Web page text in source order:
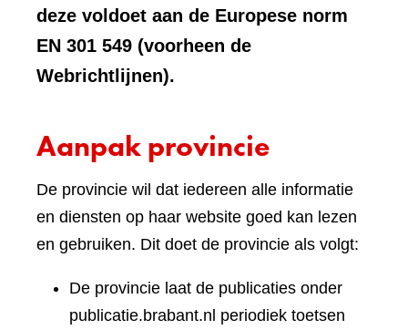
deze voldoet aan de Europese norm
EN 301 549 (voorheen de
Webrichtlijnen).
Aanpak provincie
De provincie wil dat iedereen alle informatie
en diensten op haar website goed kan lezen
en gebruiken. Dit doet de provincie als volgt:
De provincie laat de publicaties onder
publicatie.brabant.nl periodiek toetsen